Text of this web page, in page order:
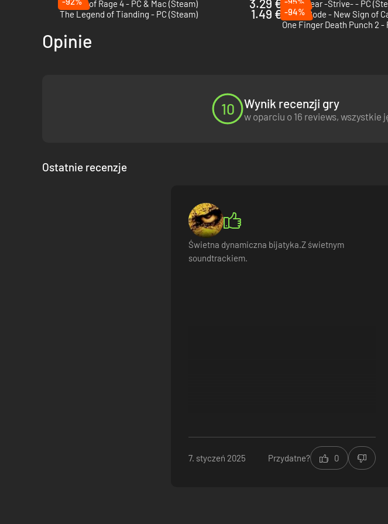
Ponownie wykonuj ukończone misje, aby zaliczać wyzwania, odblokowywać nagrody i
ustawieniom, które pozwalają dostosowywać rodzaje wrogów, broni i innych elementów.
Streets of Rage 4 - PC & Mac (Steam)
3.29 € Guilty Gear -Strive- - PC
The Legend of Tianding - PC (Steam)
1.49 € Chaos Code - New Sign of
-94%
One Finger Death Punch 2 -
Opinie
10 Wynik recenzji gry
w oparciu o 16 reviews, wszystkie
Ostatnie recenzje
Świetna dynamiczna bijatyka.Z świetnym
soundtrackiem.
7. styczeń 2025 Przydatne? 0